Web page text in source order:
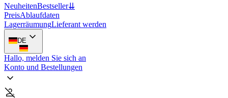
NeuheitenBestseller⇊
PreisAblaufdaten
LagerräumungLieferant werden
DE
Hallo, melden Sie sich an
Konto und Bestellungen